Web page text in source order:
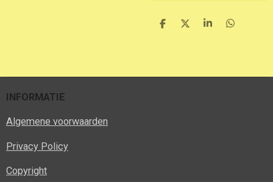
D
D
S
D
INFORMATIE
Algemene voorwaarden
Privacy Policy
Copyright